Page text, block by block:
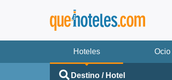
Hoteles Ocio
Destino / Hotel